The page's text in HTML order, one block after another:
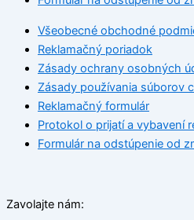
Všeobecné obchodné
Reklamačný poriadok
Zásady ochrany osobných
Zásady používania súborov
Reklamačný formulár
Protokol o prijatí a vybavení
Formulár na odstúpenie od
Zavolajte nám: